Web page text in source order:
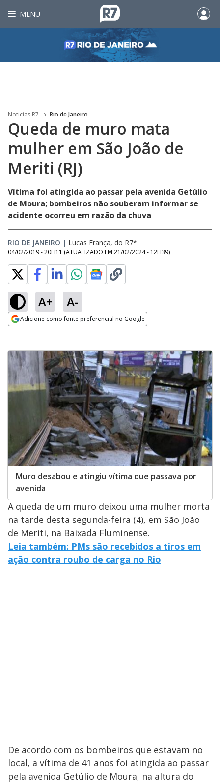
MENU
Noticias R7 Rio de Janeiro
Queda de muro mata
mulher em São João de
Meriti (RJ)
Vítima foi atingida ao passar pela avenida Getúlio
de Moura; bombeiros não souberam informar se
acidente ocorreu em razão da chuva
RIO DE JANEIRO | Lucas França, do R7*
04/02/2019 - 20H11 (ATUALIZADO EM 21/02/2024 - 12H39)
A+ A-
Adicione como fonte preferencial no Google
Muro desabou e atingiu vítima que passava por
avenida
A queda de um muro deixou uma mulher morta
na tarde desta segunda-feira (4), em São João
de Meriti, na Baixada Fluminense.
Leia também: PMs são recebidos a tiros em
ação contra roubo de carga no Rio
De acordo com os bombeiros que estavam no
local, a vítima de 41 anos foi atingida ao passar
pela avenida Getúlio de Moura, na altura do